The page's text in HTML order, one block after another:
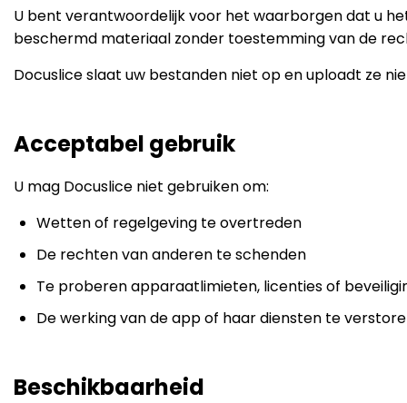
U bent verantwoordelijk voor het waarborgen dat u
beschermd materiaal zonder toestemming van de
Docuslice slaat uw bestanden niet op en uploadt ze
Acceptabel gebruik
U mag Docuslice niet gebruiken om:
Wetten of regelgeving te overtreden
De rechten van anderen te schenden
Te proberen apparaatlimieten, licenties of
De werking van de app of haar diensten te
Beschikbaarheid